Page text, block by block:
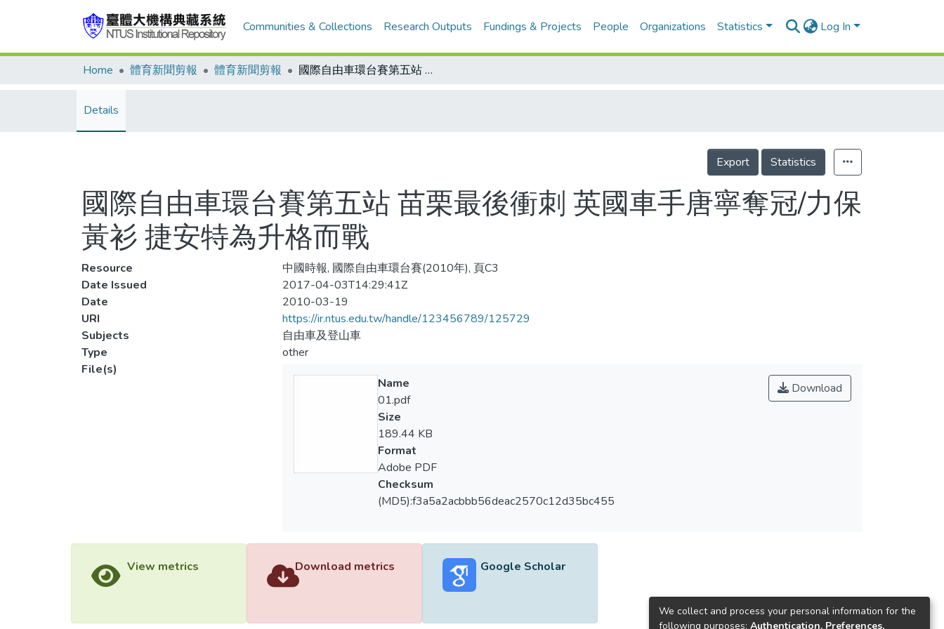
Communities & Collections Research Outputs Fundings & Projects People Organizations Statistics Log In
Home 體育新聞剪報 體育新聞剪報 國際自由車環台賽第五站 苗栗最後衝刺 英國車手唐寧奪冠/力保黃衫 捷安特為升格而戰
Details
Export Statistics
國際自由車環台賽第五站 苗栗最後衝刺 英國車手唐寧奪冠/力保
黃衫 捷安特為升格而戰
Resource
中國時報, 國際自由車環台賽(2010年), 頁C3
Date Issued
2017-04-03T14:29:41Z
Date
2010-03-19
URI
https://ir.ntus.edu.tw/handle/123456789/125729
Subjects
自由車及登山車
Type
other
File(s)
Download
Name
01.pdf
Size
189.44 KB
Format
Adobe PDF
Checksum
(MD5):f3a5a2acbbb56deac2570c12d35bc455
View metrics Download metrics Google Scholar
We collect and process your personal information for the
following purposes: Authentication, Preferences,